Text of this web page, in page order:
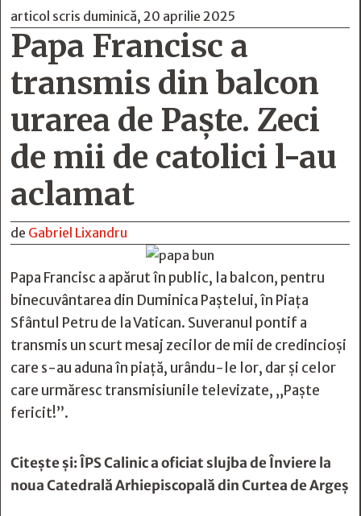
articol scris duminică, 20 aprilie 2025
Papa Francisc a
transmis din balcon
urarea de Paşte. Zeci
de mii de catolici l-au
aclamat
de Gabriel Lixandru
Papa Francisc a apărut în public, la balcon, pentru
binecuvântarea din Duminica Paştelui, în Piaţa
Sfântul Petru de la Vatican. Suveranul pontif a
transmis un scurt mesaj zecilor de mii de credincioși
care s-au aduna în piață, urându-le lor, dar și celor
care urmăresc transmisiunile televizate, „Paște
fericit!”.
Citeşte şi:ÎPS Calinic a oficiat slujba de Înviere la
noua Catedrală Arhiepiscopală din Curtea de Argeș